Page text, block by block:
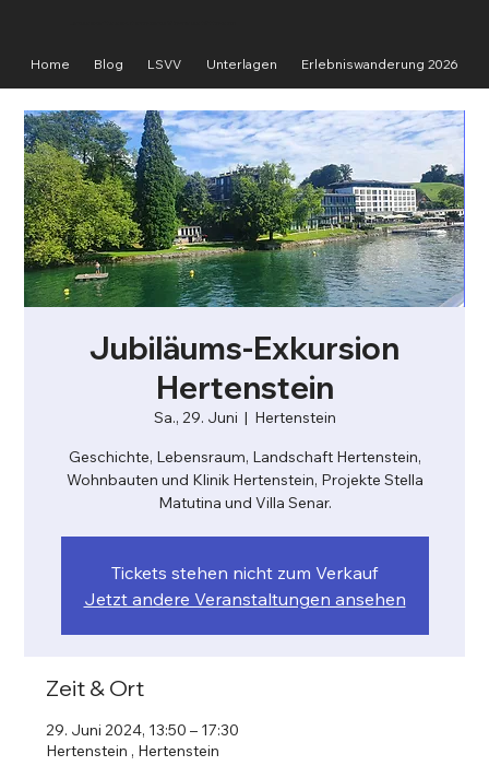
Home Blog LSVV Unterlagen Erlebniswanderung 2026
Jubiläums-Exkursion
Hertenstein
Sa., 29. Juni
  |
Hertenstein
Geschichte, Lebensraum, Landschaft Hertenstein,
Wohnbauten und Klinik Hertenstein, Projekte Stella
Matutina und Villa Senar.
Tickets stehen nicht zum Verkauf
Jetzt andere Veranstaltungen ansehen
Zeit & Ort
29. Juni 2024, 13:50 – 17:30
Hertenstein , Hertenstein